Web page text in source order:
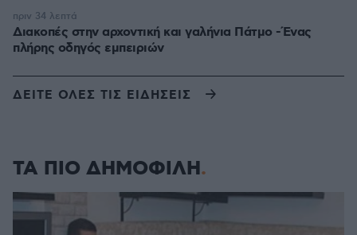
Διακοπές στην αρχοντική και γαλήνια Πάτμο -Ένας
πλήρης οδηγός εμπειριών
πριν 34 λεπτά
ΔΕΙΤΕ ΟΛΕΣ ΤΙΣ ΕΙΔΗΣΕΙΣ
ΤΑ ΠΙΟ ΔΗΜΟΦΙΛΗ